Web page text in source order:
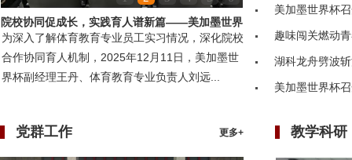
院校协同促成长，实践育人谱新篇——美加墨世界
杯领导赴嘉鱼县第...
为深入了解体育教育专业员工实习情况，深化院校
合作协同育人机制，2025年12月11日，美加墨世
界杯副经理王丹、体育教育专业负责人刘远...
美加墨世界杯
趣味闯关燃动
湖科龙舟劈波
美加墨世界杯
更多+
党群工作 教学科研